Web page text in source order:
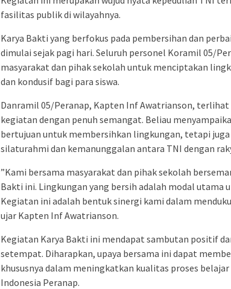
fasilitas publik di wilayahnya.
​Karya Bakti yang berfokus pada pembersihan dan
dimulai sejak pagi hari. Seluruh personel Koramil 05/
masyarakat dan pihak sekolah untuk menciptakan
dan kondusif bagi para siswa.
​Danramil 05/Peranap, Kapten Inf Awatrianson,
kegiatan dengan penuh semangat. Beliau
bertujuan untuk membersihkan lingkungan, tetapi
silaturahmi dan kemanunggalan antara TNI dengan
​”Kami bersama masyarakat dan pihak sekolah
Bakti ini. Lingkungan yang bersih adalah modal utama
Kegiatan ini adalah bentuk sinergi kami dalam
ujar Kapten Inf Awatrianson.
​Kegiatan Karya Bakti ini mendapat sambutan positif
setempat. Diharapkan, upaya bersama ini dapat
khususnya dalam meningkatkan kualitas proses
Indonesia Peranap.